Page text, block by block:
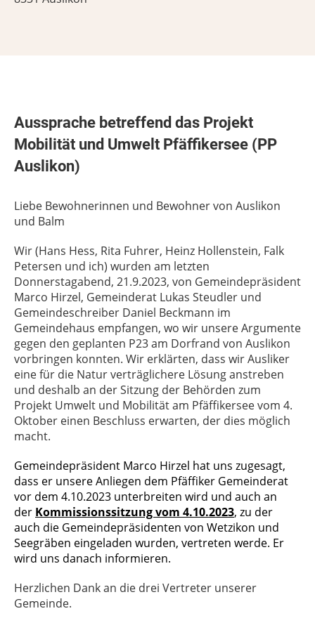
Aussprache betreffend das Projekt
Mobilität und Umwelt Pfäffikersee (PP
Auslikon)
Liebe Bewohnerinnen und Bewohner von Auslikon
und Balm
Wir (Hans Hess, Rita Fuhrer, Heinz Hollenstein, Falk
Petersen und ich) wurden am letzten
Donnerstagabend, 21.9.2023, von Gemeindepräsident
Marco Hirzel, Gemeinderat Lukas Steudler und
Gemeindeschreiber Daniel Beckmann im
Gemeindehaus empfangen, wo wir unsere Argumente
gegen den geplanten P23 am Dorfrand von Auslikon
vorbringen konnten. Wir erklärten, dass wir Ausliker
eine für die Natur verträglichere Lösung anstreben
und deshalb an der Sitzung der Behörden zum
Projekt Umwelt und Mobilität am Pfäffikersee vom 4.
Oktober einen Beschluss erwarten, der dies möglich
macht.
Gemeindepräsident Marco Hirzel hat uns zugesagt,
dass er unsere Anliegen dem Pfäffiker Gemeinderat
vor dem 4.10.2023 unterbreiten wird und auch an
der Kommissionssitzung vom 4.10.2023, zu der
auch die Gemeindepräsidenten von Wetzikon und
Seegräben eingeladen wurden, vertreten werde. Er
wird uns danach informieren.
Herzlichen Dank an die drei Vertreter unserer
Gemeinde.